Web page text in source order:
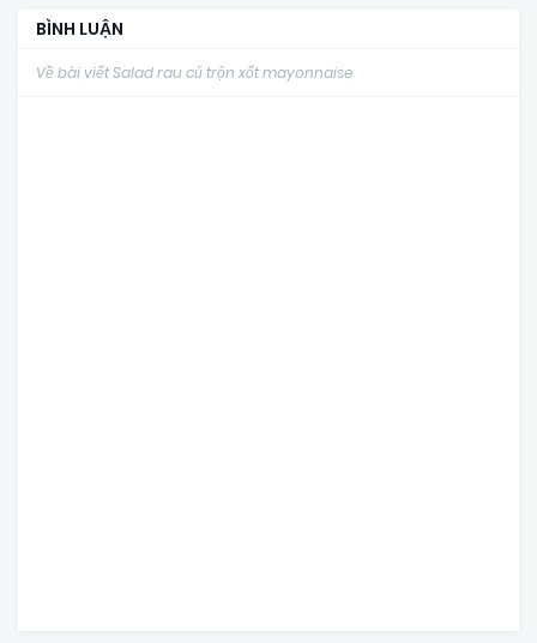
BÌNH LUẬN
Về bài viết Salad rau củ trộn xốt mayonnaise